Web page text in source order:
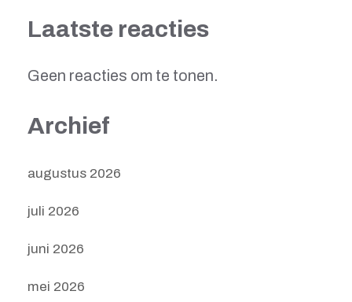
Laatste reacties
Geen reacties om te tonen.
Archief
augustus 2026
juli 2026
juni 2026
mei 2026